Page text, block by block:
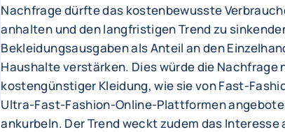
Nachfrage dürfte das kostenbewusste
anhalten und den langfristigen Trend zu
Bekleidungsausgaben als Anteil an den
Haushalte verstärken. Dies würde die Nachfrage
kostengünstiger Kleidung, wie sie von Fast-
Ultra-Fast-Fashion-Online-Plattformen
ankurbeln. Der Trend weckt zudem das Interesse